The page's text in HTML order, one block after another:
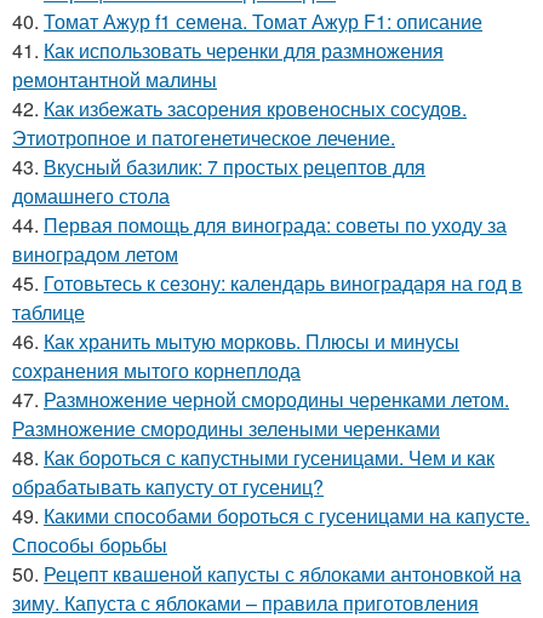
40. Томат Ажур f1 семена. Томат Ажур F1: описание
41. Как использовать черенки для размножения
ремонтантной малины
42. Как избежать засорения кровеносных сосудов.
Этиотропное и патогенетическое лечение.
43. Вкусный базилик: 7 простых рецептов для
домашнего стола
44. Первая помощь для винограда: советы по уходу за
виноградом летом
45. Готовьтесь к сезону: календарь виноградаря на год в
таблице
46. Как хранить мытую морковь. Плюсы и минусы
сохранения мытого корнеплода
47. Размножение черной смородины черенками летом.
Размножение смородины зелеными черенками
48. Как бороться с капустными гусеницами. Чем и как
обрабатывать капусту от гусениц?
49. Какими способами бороться с гусеницами на капусте.
Способы борьбы
50. Рецепт квашеной капусты с яблоками антоновкой на
зиму. Капуста с яблоками – правила приготовления